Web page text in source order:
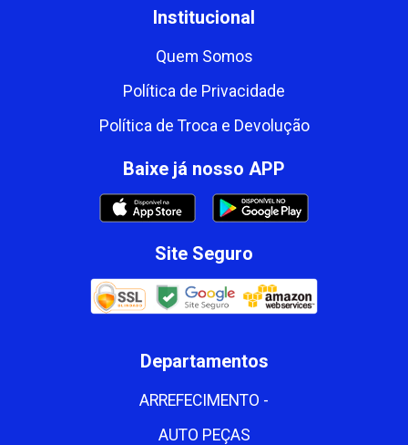
Institucional
Quem Somos
Política de Privacidade
Política de Troca e Devolução
Baixe já nosso APP
Site Seguro
Departamentos
ARREFECIMENTO -
AUTO PEÇAS